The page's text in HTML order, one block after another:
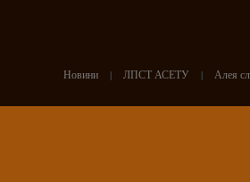
Новини | ЛПСТ АСЕТУ | Алея